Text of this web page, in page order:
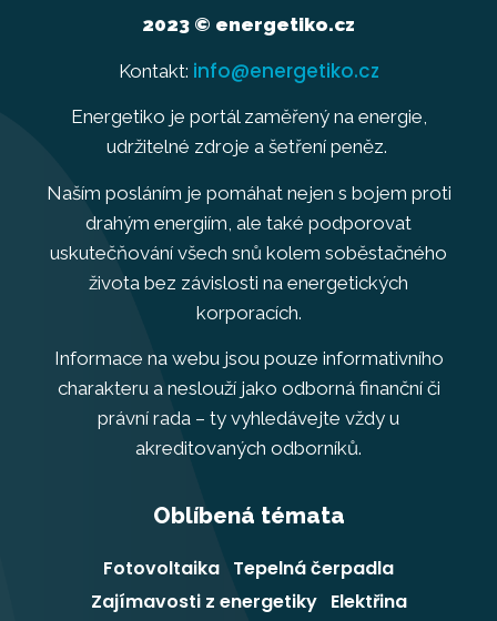
2023 © energetiko.cz
Kontakt: info@energetiko.cz
Energetiko je portál zaměřený na energie,
udržitelné zdroje a šetření peněz.
Naším posláním je pomáhat nejen s bojem proti
drahým energiím, ale také podporovat
uskutečňování všech snů kolem soběstačného
života bez závislosti na energetických
korporacích.
Informace na webu jsou pouze informativního
charakteru a neslouží jako odborná finanční či
právní rada – ty vyhledávejte vždy u
akreditovaných odborníků.
Oblíbená témata
Fotovoltaika Tepelná čerpadla
Zajímavosti z energetiky Elektřina